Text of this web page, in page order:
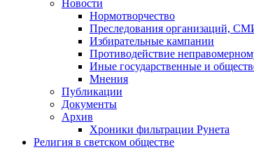
Новости
Нормотворчество
Преследования организаций,
Избирательные кампании
Противодействие
Иные государственные и
Мнения
Публикации
Документы
Архив
Хроники фильтрации Рунета
Религия в светском обществе